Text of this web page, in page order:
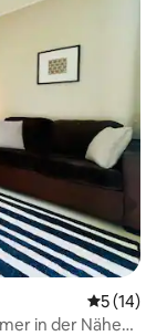
5 (14)
in der Nähe